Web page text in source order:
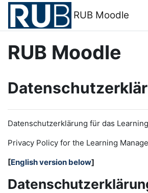
Zum Hauptinhalt
RUB Moodle
RUB Moodle
Datenschutzerklärung für das
Privacy Policy for the Learning M
[English version below]